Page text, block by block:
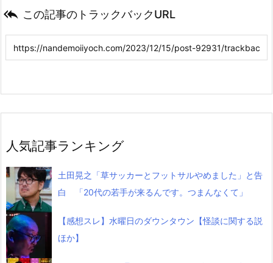
 この記事のトラックバックURL
人気記事ランキング
土田晃之「草サッカーとフットサルやめました」と告
白 「20代の若手が来るんです。つまんなくて」
【感想スレ】水曜日のダウンタウン【怪談に関する説
ほか】